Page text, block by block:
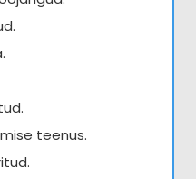
teenus.